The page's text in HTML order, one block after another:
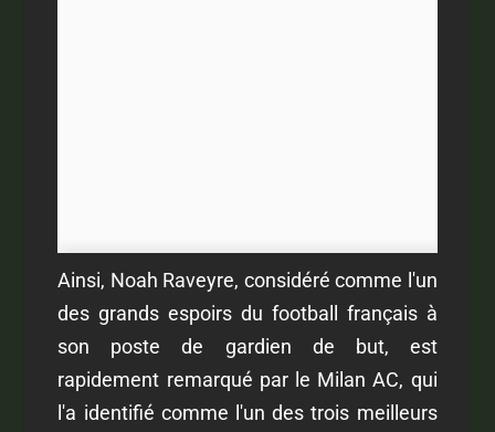
Ainsi, Noah Raveyre, considéré comme l'un
des grands espoirs du football français à
son poste de gardien de but, est
rapidement remarqué par le Milan AC, qui
l'a identifié comme l'un des trois meilleurs